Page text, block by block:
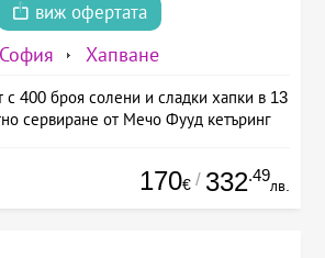
виж офертата
София Хапване
400 броя солени и сладки хапки в 13
сервиране от Мечо Фууд кетъринг
170€ / 332.49
лв.